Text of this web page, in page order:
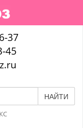
37
45
НАЙТИ